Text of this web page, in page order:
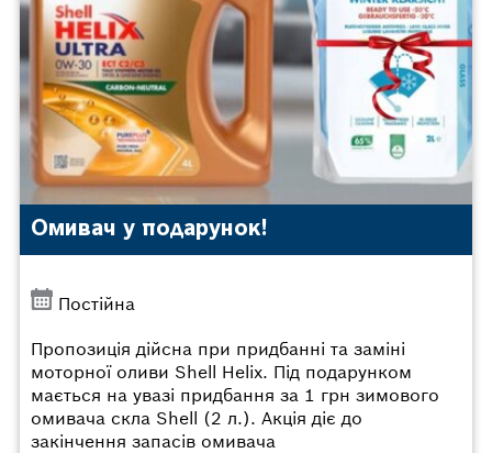
Омивач у подарунок!
Постійна
Пропозиція дійсна при придбанні та заміні
моторної оливи Shell Helix. Під подарунком
мається на увазі придбання за 1 грн зимового
омивача скла Shell (2 л.). Акція діє до
закінчення запасів омивача